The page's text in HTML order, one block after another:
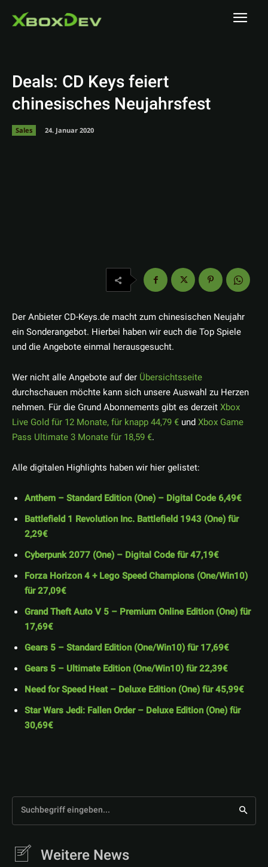
Deals: CD Keys feiert
chinesisches Neujahrsfest
Sales 24. Januar 2020
Der Anbieter CD-Keys.de macht zum chinesischen Neujahr
ein Sonderangebot. Hierbei haben wir euch die Top Spiele
und die Angebote einmal herausgesucht.
Wer nicht alle Angebote auf der Übersichtsseite
durchschauen möchte kann sich unsere Auswahl zu Herzen
nehmen. Für die Grund Abonnements gibt es derzeitXbox
Live Gold für 12 Monate, für knapp 44,79 € undXbox Game
Pass Ultimate 3 Monate für 18,59 €.
Alle digitalen Highlights haben wir hier gelistet:
Anthem – Standard Edition (One) – Digital Code 6,49€
Battlefield 1 Revolution Inc. Battlefield 1943 (One) für
2,29€
Cyberpunk 2077 (One) – Digital Code für 47,19€
Forza Horizon 4 + Lego Speed Champions (One/Win10)
für 27,09€
Grand Theft Auto V 5 – Premium Online Edition (One) für
17,69€
Gears 5 – Standard Edition (One/Win10) für 17,69€
Gears 5 – Ultimate Edition (One/Win10) für 22,39€
Need for Speed Heat – Deluxe Edition (One) für 45,99€
Star Wars Jedi: Fallen Order – Deluxe Edition (One) für
30,69€
Suchbegriff eingeben...
Weitere News